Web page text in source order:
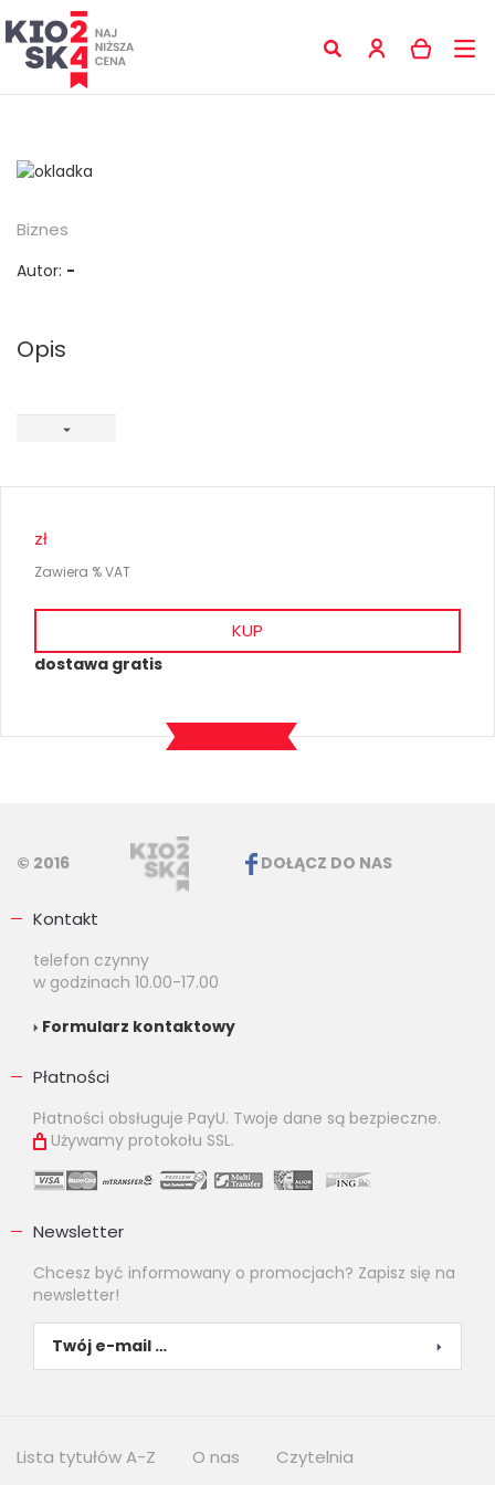
Biznes
Autor: -
Opis
zł
Zawiera % VAT
KUP
dostawa gratis
© 2016 DOŁĄCZ DO NAS
Kontakt
telefon czynny
w godzinach 10.00-17.00
Formularz kontaktowy
Płatności
Płatności obsługuje PayU. Twoje dane są bezpieczne.
Używamy protokołu SSL.
Newsletter
Chcesz być informowany o promocjach? Zapisz się na
newsletter!
Lista tytułów A-Z O nas Czytelnia